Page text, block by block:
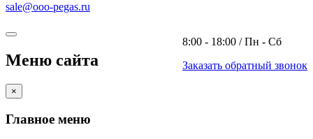
sale@ooo-pegas.ru
8:00 - 18:00 / Пн - Сб
Заказать обратный звонок
Меню сайта
×
Главное меню